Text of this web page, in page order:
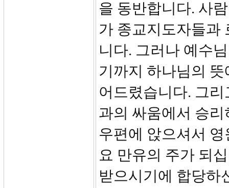
을 동반합니다. 사
가 종교지도자들과
니다. 그러나 예수
기까지 하나님의
어드렸습니다. 그
과의 싸움에서 승
우편에 앉으셔서
요 만유의 주가 되
받으시기에 합당하